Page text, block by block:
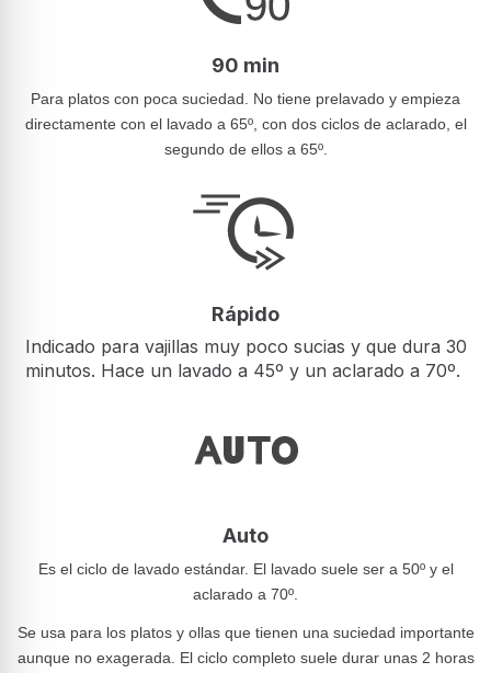
90 min
Para platos con poca suciedad. No tiene prelavado y empieza
directamente con el lavado a 65º, con dos ciclos de aclarado, el
segundo de ellos a 65º.
Rápido
Indicado para vajillas muy poco sucias y que dura 30
minutos. Hace un lavado a 45º y un aclarado a 70º.
Auto
Es el ciclo de lavado estándar. El lavado suele ser a 50º y el
aclarado a 70º.
Se usa para los platos y ollas que tienen una suciedad importante
aunque no exagerada. El ciclo completo suele durar unas 2 horas